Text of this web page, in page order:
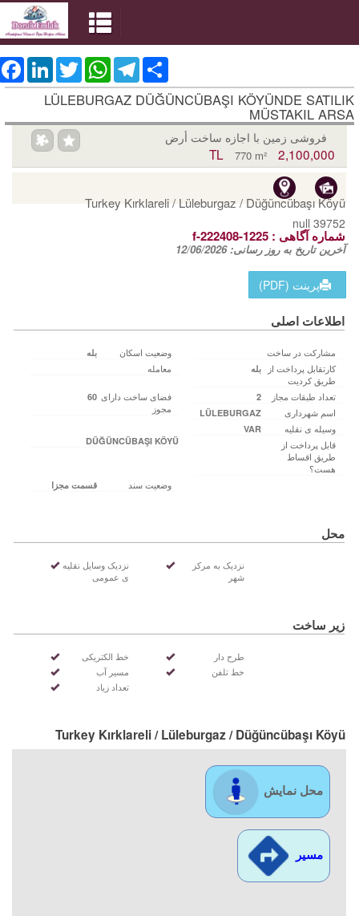
LinkedIn TwitterWhatsAppTelegram Share
LÜLEBURGAZ DÜĞÜNCÜBAŞI KÖYÜNDE SATILIK
MÜSTAKIL ARSA
فروشی زمین با اجازه ساخت أرض
2,100,000 TL
770 m²
Turkey Kırklareli / Lüleburgaz / Düğüncübaşı Köyü
null 39752
شماره آگاهی‌ : f-222408-1225
آخرین تاریخ به روز رسانی:12/06/2026
پرینت (PDF)
اطلاعات اصلی
وضعیت اسکان بله
مشارکت در ساخت
معامله
کارتقابل پرداخت از
طریق کردیت
بله
فضای ساخت دارای
مجوز
60 تعداد طبقات مجاز 2
اسم شهرداری LÜLEBURGAZ
DÜĞÜNCÜBAŞI KÖYÜ
وسیله ی نقلیه VAR
قابل پرداخت از
طریق اقساط
هست؟
وضعیت سند
قسمت مجزا
محل
نزدیک وسایل نقلیه
ی عمومی
نزدیک به مرکز
شهر
زیر ساخت
خط الکتریکی
طرح دار
مسیر آب
خط تلفن
تعداد زیاد
Turkey Kırklareli / Lüleburgaz/ Düğüncübaşı Köyü
محل نمایش
مسیر